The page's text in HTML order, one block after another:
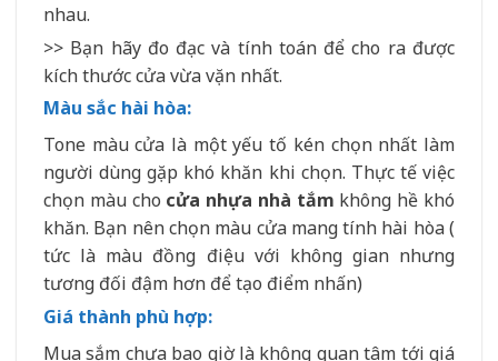
nhau.
>> Bạn hãy đo đạc và tính toán để cho ra được
kích thước cửa vừa vặn nhất.
Màu sắc hài hòa:
Tone màu cửa là một yếu tố kén chọn nhất làm
người dùng gặp khó khăn khi chọn. Thực tế việc
chọn màu cho cửa nhựa nhà tắm không hề khó
khăn. Bạn nên chọn màu cửa mang tính hài hòa (
tức là màu đồng điệu với không gian nhưng
tương đối đậm hơn để tạo điểm nhấn)
Giá thành phù hợp:
Mua sắm chưa bao giờ là không quan tâm tới giá